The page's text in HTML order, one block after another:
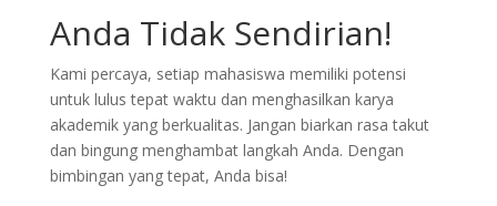
Anda Tidak Sendirian!
Kami percaya, setiap mahasiswa memiliki potensi
untuk lulus tepat waktu dan menghasilkan karya
akademik yang berkualitas. Jangan biarkan rasa takut
dan bingung menghambat langkah Anda. Dengan
bimbingan yang tepat, Anda bisa!